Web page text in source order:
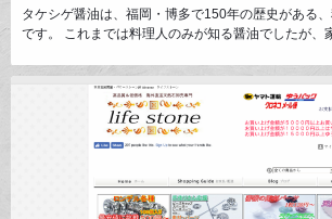
タケシゲ醤油は、福岡・博多で150年の歴史がある
です。 これまでは料理人のみが知る醤油でしたが、
輝かせる」と評される伝統のこいくち醤油、さしみ
話題の「博多ニワカそうす」等、様々な料理で活躍